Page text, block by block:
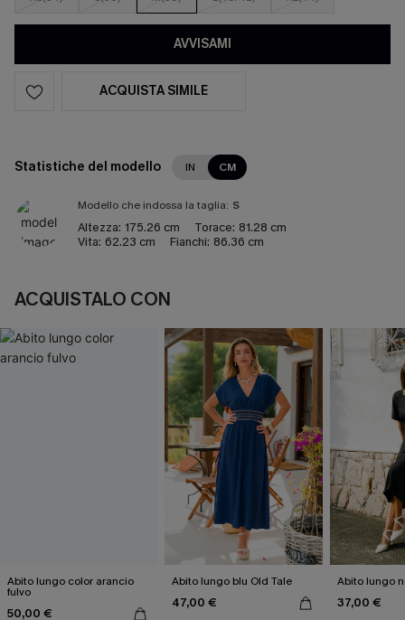
AVVISAMI
ACQUISTA SIMILE
Statistiche del modello IN CM
Modello che indossa la taglia: S
Altezza: 175.26 cm Torace: 81.28 cm
Vita: 62.23 cm Fianchi: 86.36 cm
ACQUISTALO CON
Abito lungo color arancio
fulvo
50,00 €
Abito lungo blu Old Tale
47,00 €
Abito lungo
37,00 €